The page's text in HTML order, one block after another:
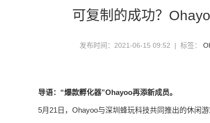
可复制的成功？
发布时间：2021-06-15 09:52 | 标签：
导语：“爆款孵化器”Ohayoo再添新成员。
5月21日，Ohayoo与深圳蜂玩科技共同推出的休闲